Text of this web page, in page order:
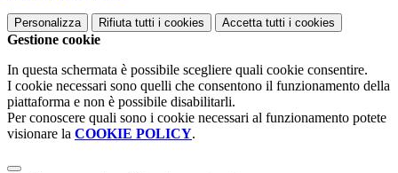
Personalizza Rifiuta tutti i cookies Accetta tutti i cookies
Gestione cookie
In questa schermata è possibile scegliere quali cookie consentire.
I cookie necessari sono quelli che consentono il funzionamento della
piattaforma e non è possibile disabilitarli.
Per conoscere quali sono i cookie necessari al funzionamento potete
visionare la COOKIE POLICY.